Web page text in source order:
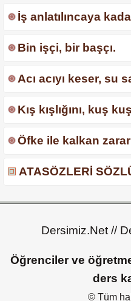
İş anlatılıncaya
Bin işçi, bir başçı.
Acı acıyı keser, su
Kış kışlığını, kuş
Öfke ile kalkan
ATASÖZLERİ
Dersimiz.Net //
Öğrenciler ve
ders
© Tüm